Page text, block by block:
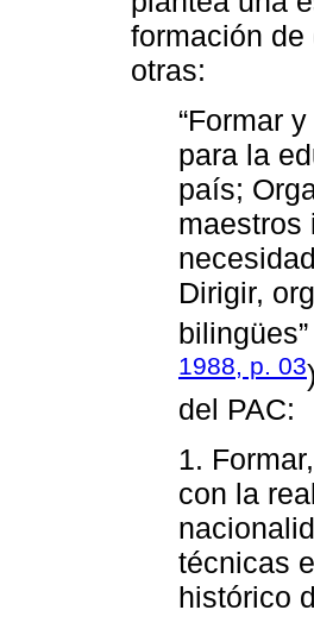
formación
otras:
“Formar
para la
país;
maestros
Dirigir,
1988, p. 03
del PAC:
1.
con la
técnicas
histórico